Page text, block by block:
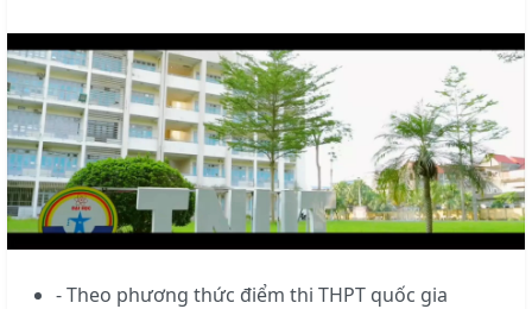
- Theo phương thức điểm thi THPT quốc gia